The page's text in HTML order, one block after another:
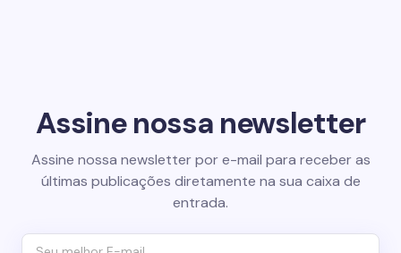
Assine nossa newsletter
Assine nossa newsletter por e-mail para receber as
últimas publicações diretamente na sua caixa de
entrada.